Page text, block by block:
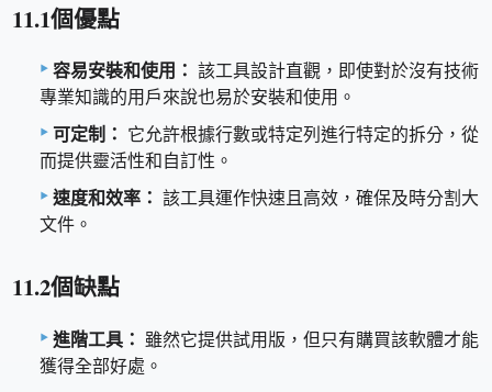
11.1個優點
容易安裝和使用： 該工具設計直觀，即使對於沒有技術
專業知識的用戶來說也易於安裝和使用。
可定制：
它允許根據行數或特定列進行特定的拆分，從
而提供靈活性和自訂性。
速度和效率： 該工具運作快速且高效，確保及時分割大
文件。
11.2個缺點
進階工具：
雖然它提供試用版，但只有購買該軟體才能
獲得全部好處。